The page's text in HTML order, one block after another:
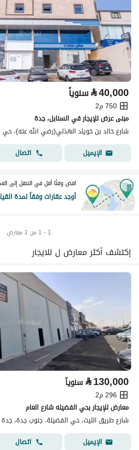
⃁40,000 سنوياً
750 م2
مبنى عرض للإيجار في السنابل، جدة
شارع خالد بن خويلد الهذلي(رضي الله عنه)،
الإيميل
اتصال
اقض وقتًا أقل في التنقل إلى
أوجد عقارات وفقاً لمدة
1 - 1 من 1 معارض
إكتشف أكثر معارض ل للايجار
⃁130,000 سنوياً
296 م2
معارض للإيجار بحي الفضيله شارع العام
شارع طريق الليث، حي الفضيلة، جنوب جدة، جدة
الإيميل
اتصال